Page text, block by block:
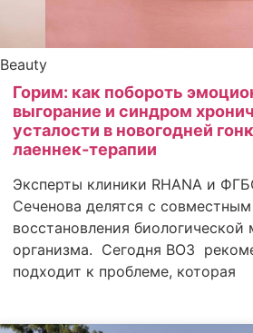
Beauty
Горим: как побороть
выгорание и синдром
усталости в новогодней
лаеннек-терапии
Эксперты клиники RHANA и
Сеченова делятся c
восстановления биологической
организма. Сегодня ВОЗ
подходит к проблеме, которая